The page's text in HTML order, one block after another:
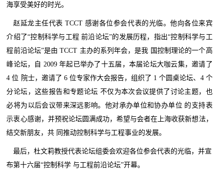
海享受美好的时光。
赵延龙主任代表 TCCT 感谢各位参会代表的光临。他向各位来宾
介绍了“控制科学与工程 前沿论坛”的发展历程，指出“控制科学与工
程前沿论坛”是由 TCCT 主办的系列年会，是我 国控制理论的一个高
峰论坛，自 2009 年起已举办了十五届，本届论坛大咖云集，邀请了
4 位 院士，邀请了 6 位专家作大会报告，组织了 1 个圆桌论坛、4 个
分论坛，这些报告和专题论坛 不仅为本次会议提供了讨论主题，也
必将为以后会议带来深远影响。他对承办单位和协办单位 的支持表
示衷心感谢，并预祝论坛圆满成功，希望与会者在上海收获新想法，
结交新朋友，共 同推动控制科学与工程事业的发展。
最后，杜文莉教授代表论坛组委会欢迎各位参会代表的光临，并宣
布第十六届“控制科学 与工程前沿论坛”开幕。